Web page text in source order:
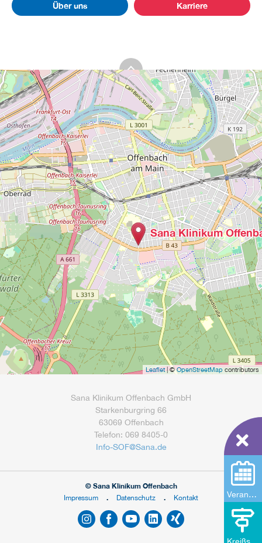
Über uns Karriere
Veranstaltungen
Sana Klinikum
Leaflet| ©OpenStreetMap contributors
Sana Klinikum Offenbach GmbH
Starkenburgring 66
63069 Offenbach
Telefon: 069 8405-0
Info-SOF@Sana.de
© Sana Klinikum Offenbach
Impressum
Datenschutz Kontakt